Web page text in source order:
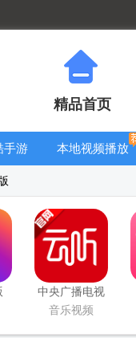
精品首页
手游
本地视频播放
中央广播电视
总台云听app
音乐视频